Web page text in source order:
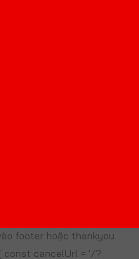
footer hoặc thankyou
const cancelUrl = '/?